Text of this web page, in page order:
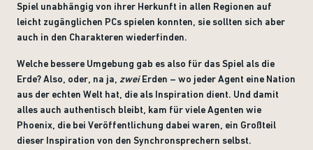
Spiel unabhängig von ihrer Herkunft in allen Regionen auf
leicht zugänglichen PCs spielen konnten, sie sollten sich aber
auch in den Charakteren wiederfinden.
Welche bessere Umgebung gab es also für das Spiel als die
Erde? Also, oder, na ja, zweiErden – wo jeder Agent eine Nation
aus der echten Welt hat, die als Inspiration dient. Und damit
alles auch authentisch bleibt, kam für viele Agenten wie
Phoenix, die bei Veröffentlichung dabei waren, ein Großteil
dieser Inspiration von den Synchronsprechern selbst.